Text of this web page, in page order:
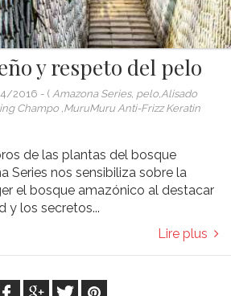
y respeto del pelo
2016 - ( Amazona Series, pelo,Alisado
Champo ,MuruMuru Anti-Frizz Keratin
de las plantas del bosque
Series nos sensibiliza sobre la
el bosque amazónico al destacar
y los secretos...
Lire plus